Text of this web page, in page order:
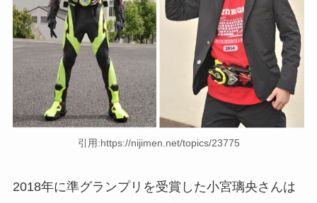
引用:https://nijimen.net/topics/23775
2018年に準グランプリを受賞した小宮璃央さんは